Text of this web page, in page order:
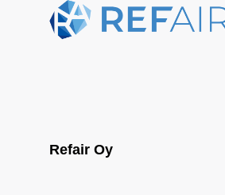
Refair Oy